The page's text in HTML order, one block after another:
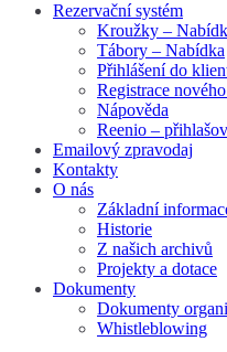
Rezervační systém
Kroužky –
Tábory – Nabídka
Přihlášení do
Registrace
Nápověda
Reenio –
Emailový zpravodaj
Kontakty
O nás
Základní
Historie
Z našich archivů
Projekty a dotace
Dokumenty
Dokumenty
Whistleblowing